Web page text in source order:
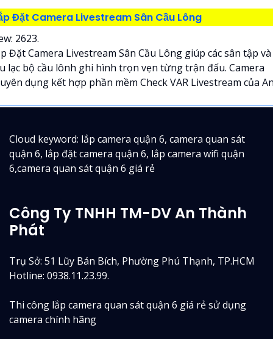
Đặt Camera Livestream Sân Cầu Lông
2623.
Đặt Camera Livestream Sân Cầu Lông giúp các sân tập và
lạc bộ cầu lônh ghi hình trọn vẹn từng trận đấu. Camera
dụng kết hợp phần mềm Check VAR Livestream của
Cloud keyword: lắp camera quận 6, camera quan sát
quận 6, lắp đặt camera quận 6, lắp camera wifi quận
6,camera quan sát quận 6 giá rẻ
Công Ty TNHH TM-DV An Thành
Phát
Trụ Sở: 51 Lũy Bán Bích, Phường Phú Thạnh, TP.HCM
Hotline: 0938.11.23.99.
Thi công lắp camera quan sát quận 6 giá rẻ sử dụng
camera chính hãng